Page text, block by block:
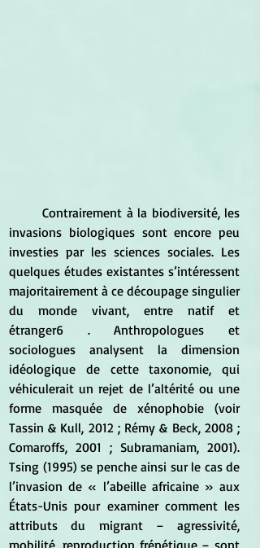
	Contrairement à la biodiversité, les
invasions biologiques sont encore peu
investies par les sciences sociales. Les
quelques études existantes s’intéressent
majoritairement à ce découpage singulier
du monde vivant, entre natif et
étranger6 . Anthropologues et
sociologues analysent la dimension
idéologique de cette taxonomie, qui
véhiculerait un rejet de l’altérité ou une
forme masquée de xénophobie (voir
Tassin & Kull, 2012 ; Rémy & Beck, 2008 ;
Comaroffs, 2001 ; Subramaniam, 2001).
Tsing (1995) se penche ainsi sur le cas de
l’invasion de « l’abeille africaine » aux
États-Unis pour examiner comment les
attributs du migrant – agressivité,
mobilité, reproduction frénétique – sont